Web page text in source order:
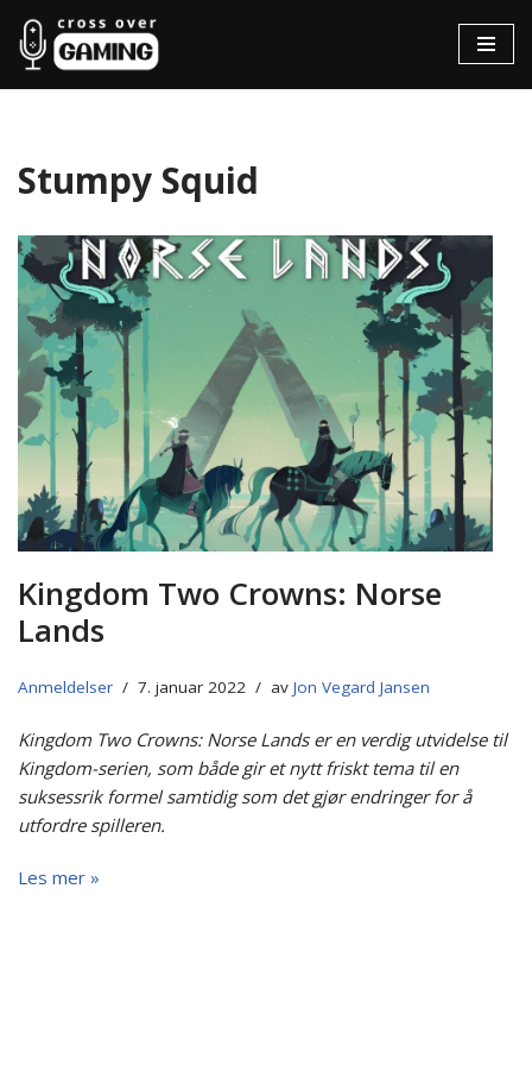
Hopp
til
Stumpy Squid
Kingdom Two Crowns: Norse
Lands
Anmeldelser 7. januar 2022 av Jon Vegard Jansen
Kingdom Two Crowns: Norse Lands er en verdig utvidelse til
Kingdom-serien, som både gir et nytt friskt tema til en
suksessrik formel samtidig som det gjør endringer for å
utfordre spilleren.
Les mer »